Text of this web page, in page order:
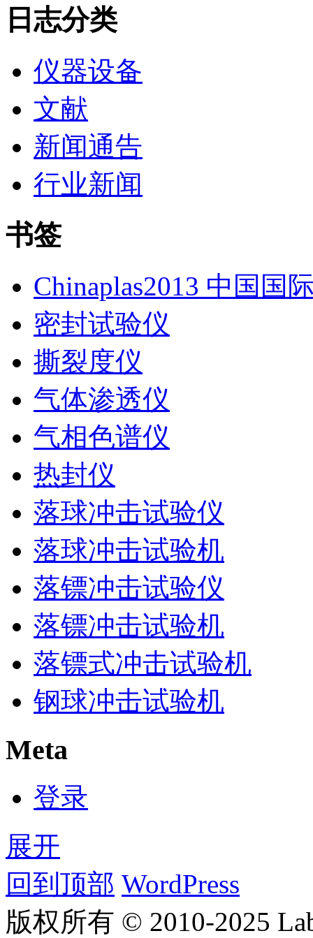
日志分类
仪器设备
文献
新闻通告
行业新闻
书签
Chinaplas2013 中国国
密封试验仪
撕裂度仪
气体渗透仪
气相色谱仪
热封仪
落球冲击试验仪
落球冲击试验机
落镖冲击试验仪
落镖冲击试验机
落镖式冲击试验机
钢球冲击试验机
Meta
登录
展开
回到顶部 WordPress
版权所有 © 2010-2025